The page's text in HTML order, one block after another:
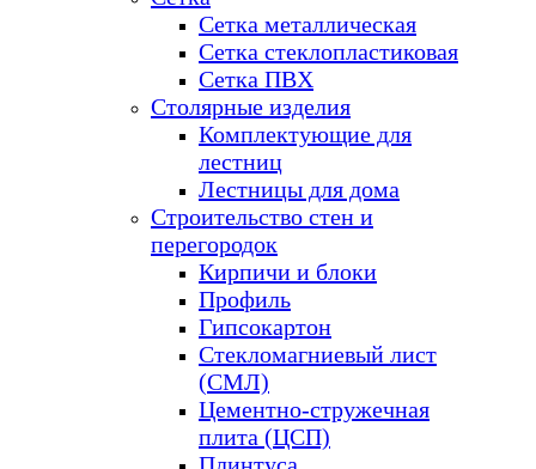
Сетка металлическая
Сетка стеклопластиковая
Сетка ПВХ
Столярные изделия
Комплектующие для
лестниц
Лестницы для дома
Строительство стен и
перегородок
Кирпичи и блоки
Профиль
Гипсокартон
Стекломагниевый лист
(СМЛ)
Цементно-стружечная
плита (ЦСП)